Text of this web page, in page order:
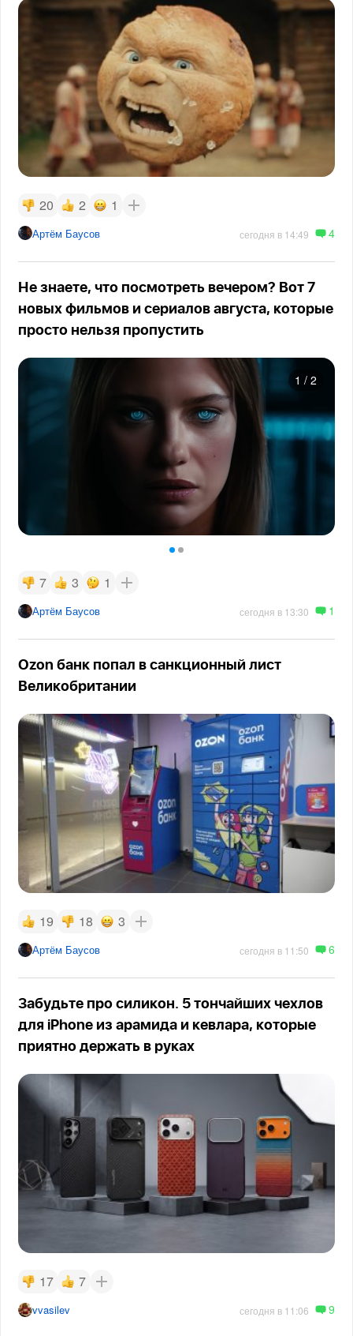
20 2 1
Артём Баусов сегодня в 14:49 4
Не знаете, что посмотреть вечером? Вот 7
новых фильмов и сериалов августа, которые
просто нельзя пропустить
1 / 2
7 3 1
Артём Баусов сегодня в 13:30 1
Ozon банк попал в санкционный лист
Великобритании
19 18 3
Артём Баусов сегодня в 11:50 6
Забудьте про силикон. 5 тончайших чехлов
для iPhone из арамида и кевлара, которые
приятно держать в руках
17 7
vvasilev сегодня в 11:06 9